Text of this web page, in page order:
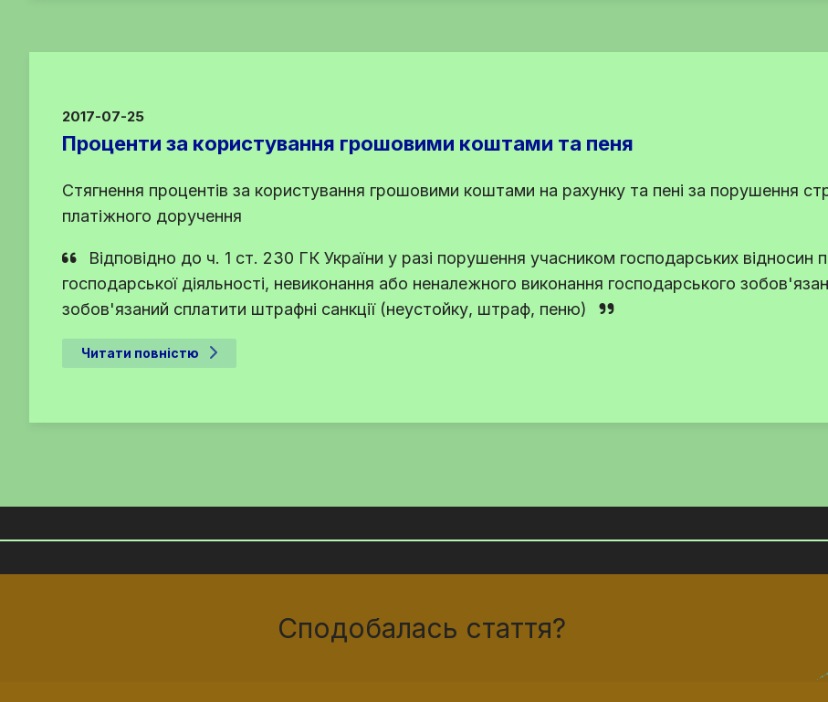
2017-07-25
Проценти за користування грошовими коштами та пеня
Стягнення процентів за користування грошовими коштами на рахунку та пені за порушення
платіжного доручення
Відповідно до ч. 1 ст. 230 ГК України у разі порушення учасником господарських відносин
господарської діяльності, невиконання або неналежного виконання господарського
зобов'язаний сплатити штрафні санкції (неустойку, штраф, пеню)
Читати повністю
Сподобалась стаття?